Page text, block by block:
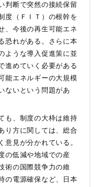
判断で突然の接続保留
度（ＦＩＴ）の根幹を
、今後の再生可能エネ
恐れがある。さらに本
ような導入促進策に並
進めていく必要がある
能エネルギーの大規模
ないという問題があ
も、制度の大枠は維持
り方に関しては、総合
意見が分かれている。
の低減や地域での産
術の国際競争力の維
の電源確保など、日本